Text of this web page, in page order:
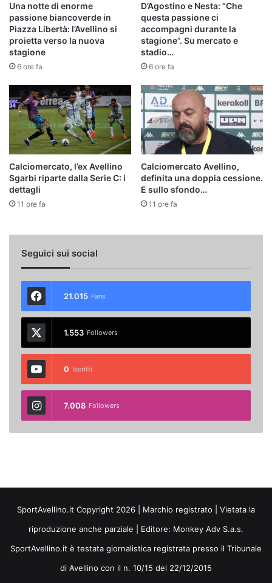
Una notte di enorme
passione biancoverde in
Piazza Libertà: l’Avellino si
proietta verso la nuova
stagione
6 ore fa
D’Agostino e Nesta: “Che
questa passione ci
accompagni durante la
stagione”. Su mercato e
stadio…
6 ore fa
Calciomercato, l’ex Avellino
Sgarbi riparte dalla Serie C: i
dettagli
11 ore fa
Calciomercato Avellino,
definita una doppia cessione.
E sullo sfondo…
11 ore fa
Seguici sui social
21.015 Fans
1.553 Followers
0 Iscritti
7.008 Followers
SportAvellino.it Copyright 2026 | Marchio registrato | Vietata la
riproduzione anche parziale | Editore: Monkey Adv S.a.s.
SportAvellino.it è testata giornalistica registrata presso il Tribunale
di Avellino con il n. 10/15 del 22/12/2015